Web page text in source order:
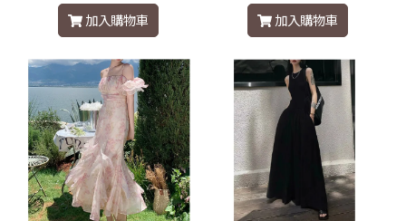
加入購物車 加入購物車